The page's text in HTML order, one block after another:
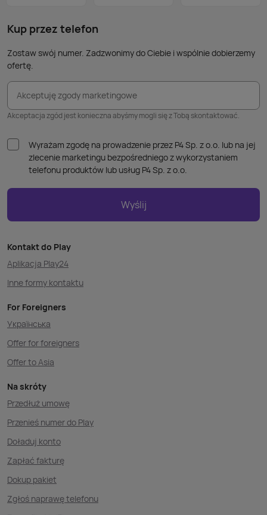
Kup przez telefon
Zostaw swój numer. Zadzwonimy do Ciebie i wspólnie dobierzemy
ofertę.
Akceptuję zgody marketingowe
Akceptacja zgód jest konieczna abyśmy mogli się z Tobą skontaktować.
Wyrażam zgodę na prowadzenie przez P4 Sp. z o.o. lub na jej
zlecenie marketingu bezpośredniego z wykorzystaniem
telefonu produktów lub usług P4 Sp. z o.o.
Wyślij
Kontakt do Play
Aplikacja Play24
Inne formy kontaktu
For Foreigners
Українська
Offer for foreigners
Offer to Asia
Na skróty
Przedłuż umowę
Przenieś numer do Play
Doładuj konto
Zapłać fakturę
Dokup pakiet
Zgłoś naprawę telefonu